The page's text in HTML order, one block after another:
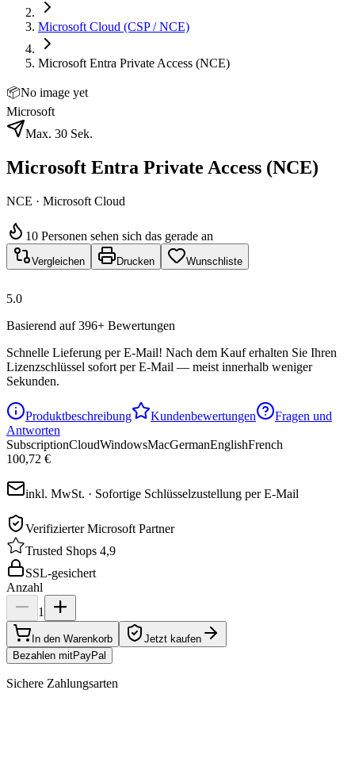
Microsoft Cloud (CSP / NCE)
Microsoft Entra Private Access (NCE)
📦No image yet
Microsoft
Max. 30 Sek.
Microsoft Entra Private Access (NCE)
NCE · Microsoft Cloud
10 Personen sehen sich das gerade an
Vergleichen Drucken Wunschliste
5.0
Basierend auf 396+ Bewertungen
Schnelle Lieferung per E-Mail! Nach dem Kauf erhalten Sie Ihren
Lizenzschlüssel sofort per E-Mail — meist innerhalb weniger
Sekunden.
Produktbeschreibung Kundenbewertungen
Fragen und
Antworten
SubscriptionCloudWindowsMacGermanEnglishFrench
100,72 €
inkl. MwSt. · Sofortige Schlüsselzustellung per E-Mail
Verifizierter Microsoft Partner
Trusted Shops 4,9
SSL-gesichert
Anzahl
1
In den Warenkorb
Jetzt kaufen
Bezahlen mitPayPal
Sichere Zahlungsarten